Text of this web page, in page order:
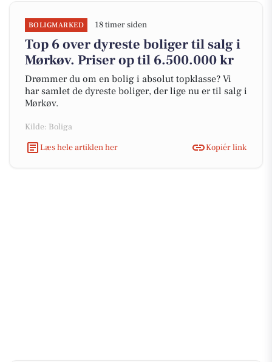
BOLIGMARKED 18 timer siden
Top 6 over dyreste boliger til salg i
Mørkøv. Priser op til 6.500.000 kr
Drømmer du om en bolig i absolut topklasse? Vi
har samlet de dyreste boliger, der lige nu er til salg i
Mørkøv.
Kilde: Boliga
Læs hele artiklen her
Kopiér link